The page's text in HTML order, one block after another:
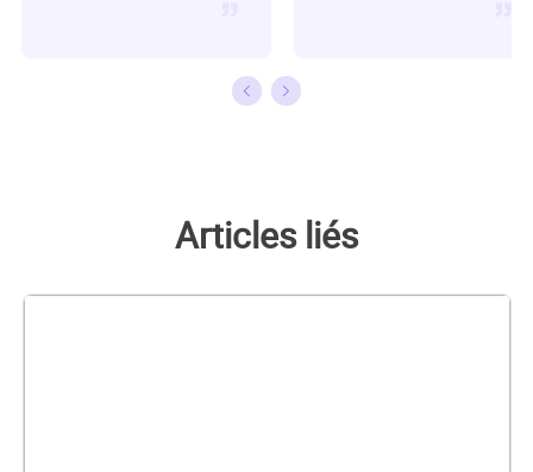
données, de la gestion
pouvez lui contacter
Twitter, à bientôt!…
Articles liés